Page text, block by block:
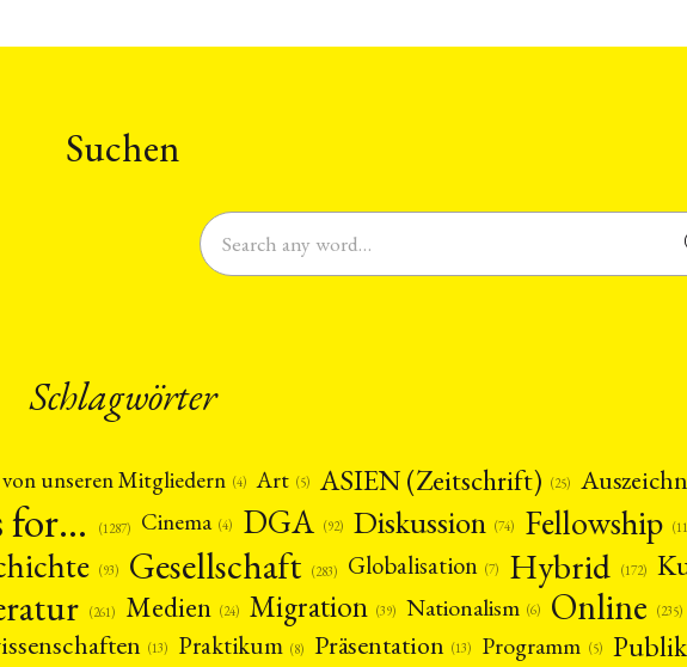
Suchen
Schlagwörter
unseren Mitgliedern (4) Art (5) ASIEN (Zeitschrift) (25)
for… (1287) Cinema (4) DGA (92) Diskussion (74) Fellowship
(93) Gesellschaft (283) Globalisation (7) Hybrid (172)
(261) Medien (24) Migration (39) Nationalism (6) Online (235)
(13) Praktikum (8) Präsentation (13) Programm (5)